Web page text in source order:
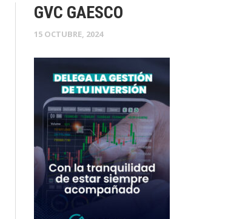
GVC GAESCO
15 OCTUBRE, 2024